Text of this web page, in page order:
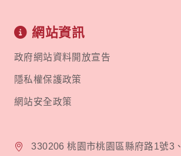
網站資訊
政府網站資料開放宣告
隱私權保護政策
網站安全政策
330206 桃園市桃園區縣府路1號3